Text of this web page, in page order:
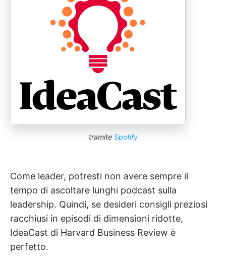
tramite Spotify
Come leader, potresti non avere sempre il
tempo di ascoltare lunghi podcast sulla
leadership. Quindi, se desideri consigli preziosi
racchiusi in episodi di dimensioni ridotte,
IdeaCast di Harvard Business Review è
perfetto.